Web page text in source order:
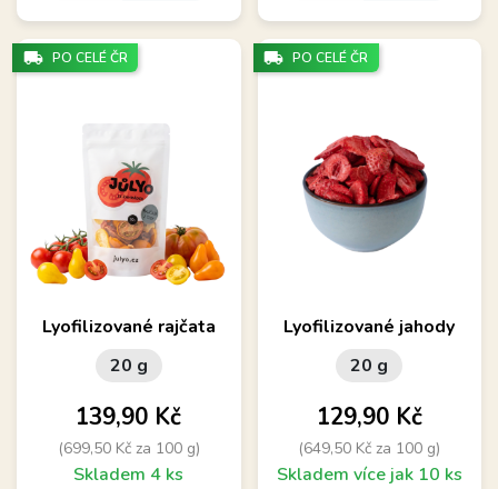
Lyofilizované rajčata
20 g
Cena
139,90 Kč
(699,50 Kč za 100 g)
Skladem 4 ks
local_shipping PO CELÉ ČR
Lyofilizované jahody
20 g
Cena
129,90 Kč
(649,50 Kč za 100 g)
Skladem více jak 10 ks
local_shipping PO CELÉ ČR